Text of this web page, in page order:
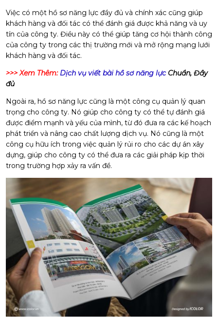
Việc có một hồ sơ năng lực đầy đủ và chính xác cũng giúp
khách hàng và đối tác có thể đánh giá được khả năng và uy
tín của công ty. Điều này có thể giúp tăng cơ hội thành công
của công ty trong các thị trường mới và mở rộng mạng lưới
khách hàng và đối tác.
>>> Xem Thêm: Dịch vụ viết bài hồ sơ năng lựcChuẩn, Đầy
đủ
Ngoài ra, hồ sơ năng lực cũng là một công cụ quản lý quan
trọng cho công ty. Nó giúp cho công ty có thể tự đánh giá
được điểm mạnh và yếu của mình, từ đó đưa ra các kế hoạch
phát triển và nâng cao chất lượng dịch vụ. Nó cũng là một
công cụ hữu ích trong việc quản lý rủi ro cho các dự án xây
dựng, giúp cho công ty có thể đưa ra các giải pháp kịp thời
trong trường hợp xảy ra vấn đề.